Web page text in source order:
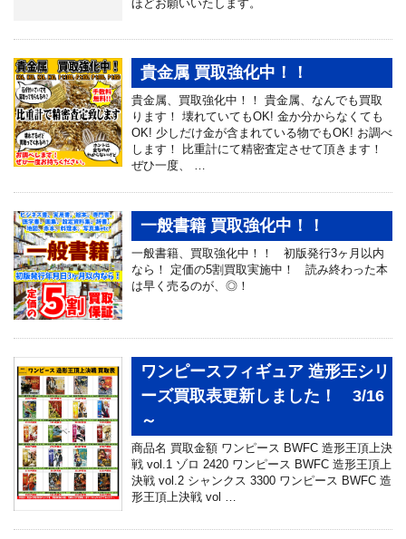
ほどお願いいたします。
貴金属 買取強化中！！
貴金属、買取強化中！！ 貴金属、なんでも買取
ります！ 壊れていてもOK! 金か分からなくても
OK! 少しだけ金が含まれている物でもOK! お調べ
します！ 比重計にて精密査定させて頂きます！
ぜひ一度、 …
一般書籍 買取強化中！！
一般書籍、買取強化中！！ 初版発行3ヶ月以内
なら！ 定価の5割買取実施中！ 読み終わった本
は早く売るのが、◎！
ワンピースフィギュア 造形王シリ
ーズ買取表更新しました！ 3/16
～
商品名 買取金額 ワンピース BWFC 造形王頂上決
戦 vol.1 ゾロ 2420 ワンピース BWFC 造形王頂上
決戦 vol.2 シャンクス 3300 ワンピース BWFC 造
形王頂上決戦 vol …